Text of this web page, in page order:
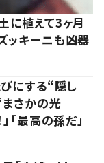
に植えて3ヶ月
ッキーニも凶器
にする“隠し
さかの光
「最高の孫だ」